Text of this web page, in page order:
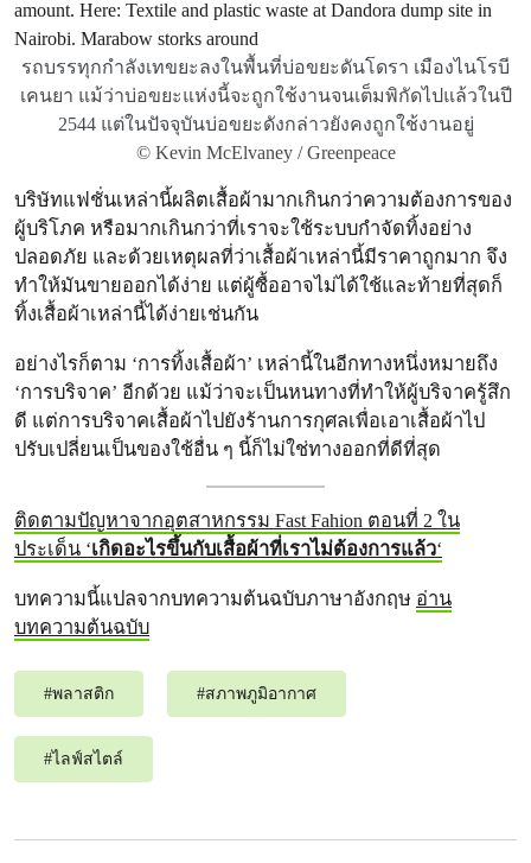
รถบรรทุกกำลังเทขยะลงในพื้นที่บ่อขยะดันโดรา เมืองไนโรบี
เคนยา แม้ว่าบ่อขยะแห่งนี้จะถูกใช้งานจนเต็มพิกัดไปแล้วในปี
2544 แต่ในปัจจุบันบ่อขยะดังกล่าวยังคงถูกใช้งานอยู่
© Kevin McElvaney / Greenpeace
บริษัทแฟชั่นเหล่านี้ผลิตเสื้อผ้ามากเกินกว่าความต้องการของ
ผู้บริโภค หรือมากเกินกว่าที่เราจะใช้ระบบกำจัดทิ้งอย่าง
ปลอดภัย และด้วยเหตุผลที่ว่าเสื้อผ้าเหล่านี้มีราคาถูกมาก จึง
ทำให้มันขายออกได้ง่าย แต่ผู้ซื้ออาจไม่ได้ใช้และท้ายที่สุดก็
ทิ้งเสื้อผ้าเหล่านี้ได้ง่ายเช่นกัน
อย่างไรก็ตาม ‘การทิ้งเสื้อผ้า’ เหล่านี้ในอีกทางหนึ่งหมายถึง
‘การบริจาค’ อีกด้วย แม้ว่าจะเป็นหนทางที่ทำให้ผู้บริจาครู้สึก
ดี แต่การบริจาคเสื้อผ้าไปยังร้านการกุศลเพื่อเอาเสื้อผ้าไป
ปรับเปลี่ยนเป็นของใช้อื่น ๆ นี้ก็ไม่ใช่ทางออกที่ดีที่สุด
ติดตามปัญหาจากอุตสาหกรรม Fast Fahion ตอนที่ 2 ใน
ประเด็น ‘เกิดอะไรขึ้นกับเสื้อผ้าที่เราไม่ต้องการแล้ว‘
บทความนี้แปลจากบทความต้นฉบับภาษาอังกฤษ อ่าน
บทความต้นฉบับ
#พลาสติก #สภาพภูมิอากาศ
#ไลฟ์สไตล์